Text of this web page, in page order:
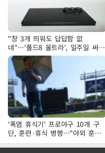
"창 3개 띄워도 답답함 없
네"…'폴드8 울트라', 일주일 써보
니
'폭염 휴식기' 프로야구 10개 구
단, 훈련·휴식 병행…"야외 훈련
해도 안전 최우선"